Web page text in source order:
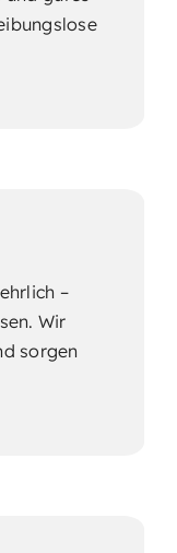
–
Wir
sorgen